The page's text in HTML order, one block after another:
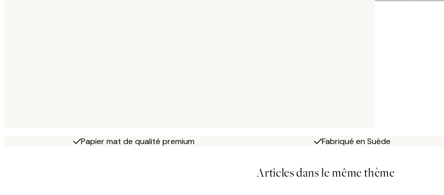
Papier mat de qualité premium Fabriqué en Suède
Articles dans le même thème